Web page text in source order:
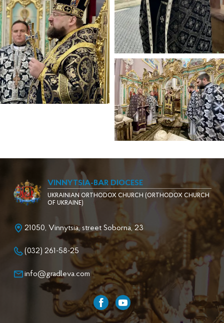
VINNYTSIA-BAR DIOCESE
UKRAINIAN ORTHODOX CHURCH (ORTHODOX CHURCH
OF UKRAINE)
21050, Vinnytsia, street Soborna, 23
(032) 261-58-25
info@gradleva.com